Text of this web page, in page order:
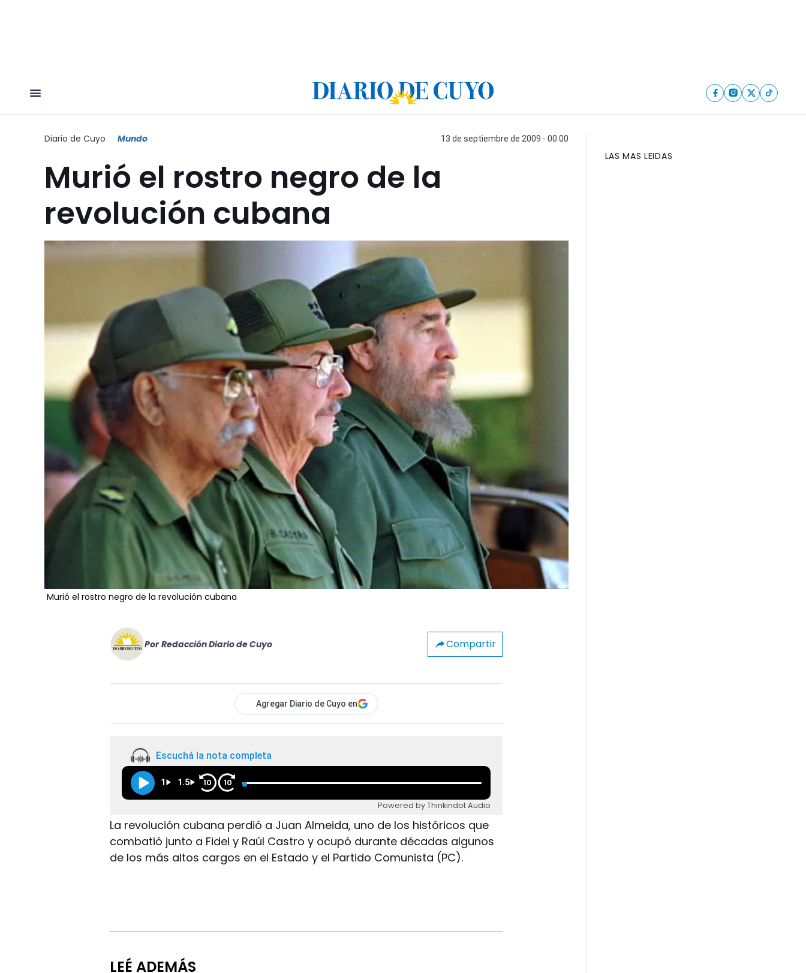
Diario de Cuyo Mundo 13 de septiembre de 2009 - 00:00
Murió el rostro negro de la
revolución cubana
Murió el rostro negro de la revolución cubana
Por Redacción Diario de Cuyo Compartir
Agregar Diario de Cuyo en
Escuchá la nota completa
1 1.5 10 10
Powered by Thinkindot Audio
La revolución cubana perdió a Juan Almeida, uno de los históricos que
combatió junto a Fidel y Raúl Castro y ocupó durante décadas algunos
de los más altos cargos en el Estado y el Partido Comunista (PC).
LEÉ ADEMÁS
LAS MAS LEIDAS